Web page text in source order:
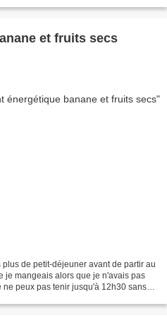
et fruits secs
de petit-déjeuner avant de partir au
je mangeais alors que je n'avais pas
peux pas tenir jusqu'à 12h30 sans